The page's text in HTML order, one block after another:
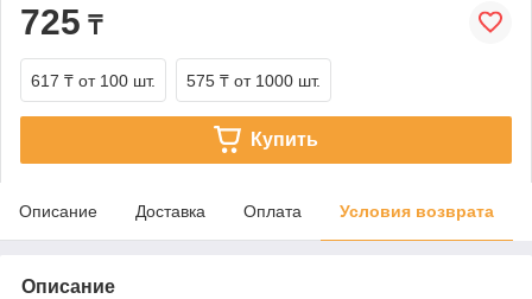
725 ₸
617 ₸ от 100 шт. 575 ₸ от 1000 шт.
Купить
Описание Доставка Оплата Условия возврата
Описание